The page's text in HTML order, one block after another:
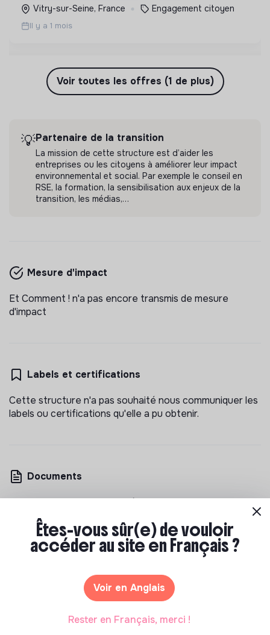
Vitry-sur-Seine, France Engagement citoyen
Il y a 1 mois
Voir toutes les offres (1 de plus)
💡Partenaire de la transition
La mission de cette structure est d’aider les
entreprises ou les citoyens à améliorer leur impact
environnemental et social. Par exemple le conseil en
RSE, la formation, la sensibilisation aux enjeux de la
transition, les médias,…
Mesure d'impact
Et Comment ! n'a pas encore transmis de mesure
d'impact
Labels et certifications
Cette structure n'a pas souhaité nous communiquer les
labels ou certifications qu'elle a pu obtenir.
Documents
N'a pas encore communiqué de documents de
transparence
Les entreprises à impact positif et associations qui
Êtes-vous sûr(e) de vouloir
accéder au site en Français ?
Voir en Anglais
Rester en Français, merci !